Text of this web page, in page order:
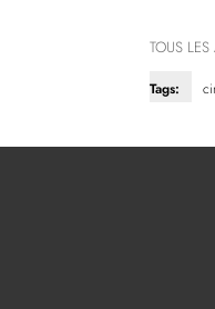
Tags: